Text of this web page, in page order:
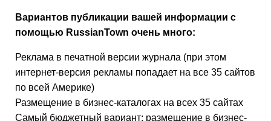
Вариантов публикации вашей информации с
помощью RussianTown очень много:
Реклама в печатной версии журнала (при этом
интернет-версия рекламы попадает на все 35 сайтов
по всей Америке)
Размещение в бизнес-каталогах на всех 35 сайтах
Самый бюджетный вариант: размещение в бизнес-